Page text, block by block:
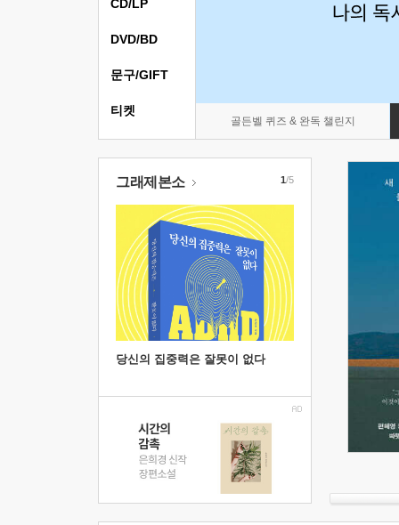
골든벨 퀴즈 & 완독 챌린지
CD/LP
DVD/BD
문구/GIFT
티켓
그래제본소
당신의 집중력은 잘못이 없다
1/5